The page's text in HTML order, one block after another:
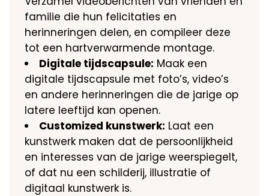
familie die hun felicitaties en
herinneringen delen, en compileer deze
tot een hartverwarmende montage.​
Digitale tijdscapsule: Maak een
digitale tijdscapsule met foto’s, video’s
en andere herinneringen die de jarige op
latere leeftijd kan openen.​
Customized kunstwerk: Laat een
kunstwerk maken dat de persoonlijkheid
en interesses van de jarige weerspiegelt,
of dat nu een schilderij, illustratie of
digitaal kunstwerk is.​